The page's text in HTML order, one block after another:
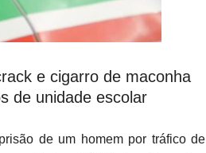
e cigarro de maconha
de unidade escolar
de um homem por tráfico de